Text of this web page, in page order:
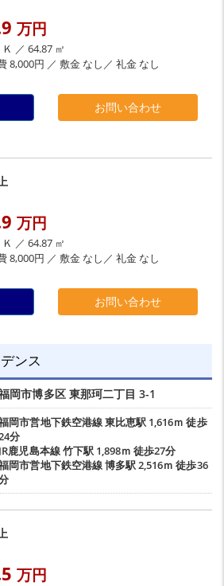
万円
／ 64.87 ㎡
8,000円 ／ 敷金 なし／ 礼金 なし
お問い合わせ
万円
／ 64.87 ㎡
8,000円 ／ 敷金 なし／ 礼金 なし
お問い合わせ
ンス
岡市博多区 東那珂二丁目 3-1
岡市営地下鉄空港線東比恵駅 1,616ｍ 徒歩
分
JR鹿児島本線竹下駅1,898ｍ 徒歩27分
岡市営地下鉄空港線博多駅2,516ｍ 徒歩36
万円